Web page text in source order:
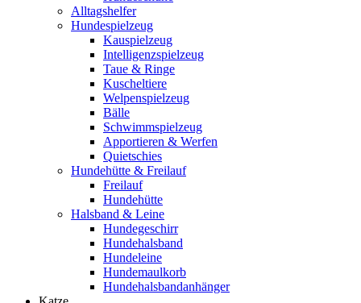
Alltagshelfer
Hundespielzeug
Kauspielzeug
Intelligenzspielzeug
Taue & Ringe
Kuscheltiere
Welpenspielzeug
Bälle
Schwimmspielzeug
Apportieren & Werfen
Quietschies
Hundehütte & Freilauf
Freilauf
Hundehütte
Halsband & Leine
Hundegeschirr
Hundehalsband
Hundeleine
Hundemaulkorb
Hundehalsbandanhänger